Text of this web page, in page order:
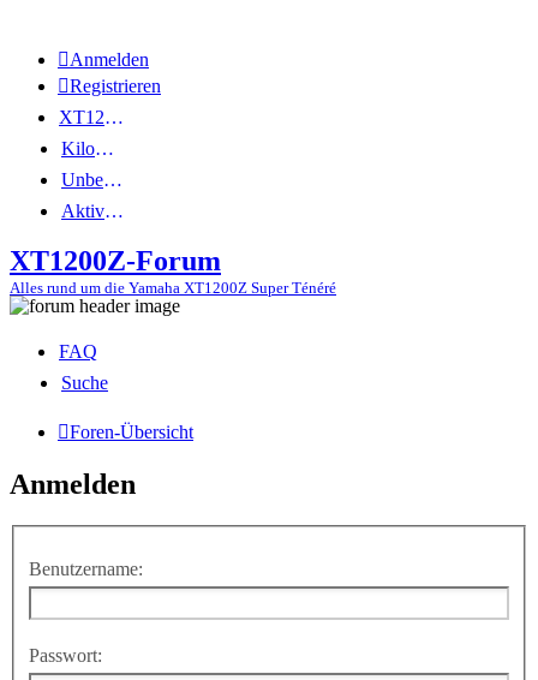
Anmelden
Registrieren
XT1200Z-Wiki
Kilometerstatistik
Unbeantwortete Themen
Aktive Themen
XT1200Z-Forum
Alles rund um die Yamaha XT1200Z Super Ténéré
FAQ
Suche
Foren-Übersicht
Anmelden
Benutzername:
Passwort: